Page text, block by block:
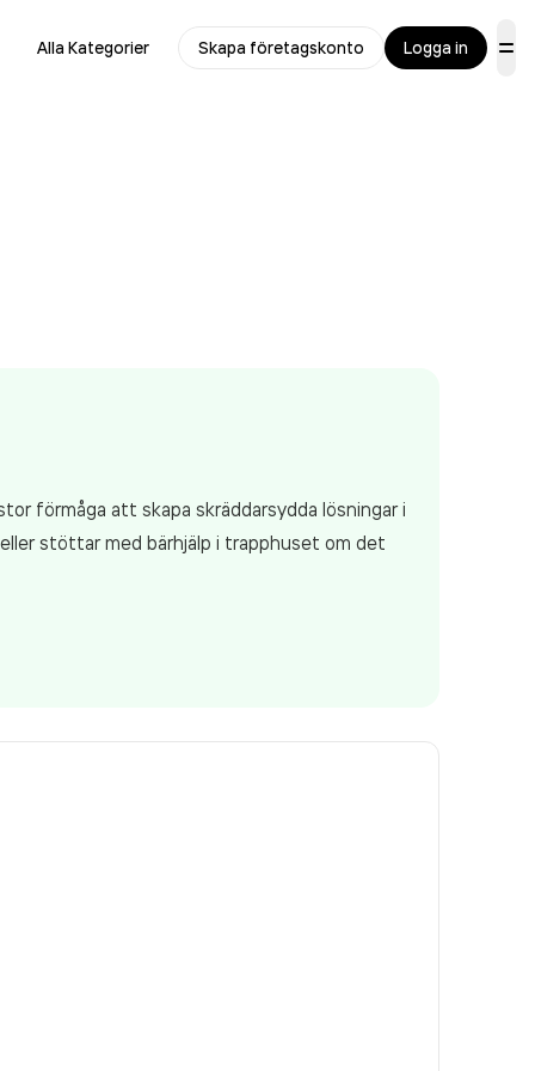
Alla Kategorier Skapa företagskonto Logga in
förmåga att skapa skräddarsydda lösningar i
stöttar med bärhjälp i trapphuset om det